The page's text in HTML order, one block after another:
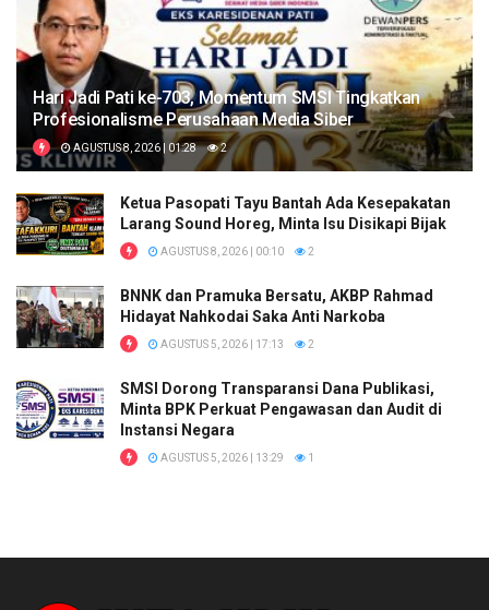
Hari Jadi Pati ke-703, Momentum SMSI Tingkatkan
Profesionalisme Perusahaan Media Siber
AGUSTUS 8, 2026 | 01:28 2
Ketua Pasopati Tayu Bantah Ada Kesepakatan
Larang Sound Horeg, Minta Isu Disikapi Bijak
AGUSTUS 8, 2026 | 00:10 2
BNNK dan Pramuka Bersatu, AKBP Rahmad
Hidayat Nahkodai Saka Anti Narkoba
AGUSTUS 5, 2026 | 17:13 2
SMSI Dorong Transparansi Dana Publikasi,
Minta BPK Perkuat Pengawasan dan Audit di
Instansi Negara
AGUSTUS 5, 2026 | 13:29 1